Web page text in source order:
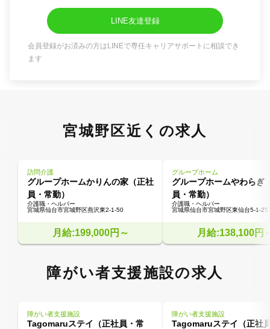
LINE友達登録
会員登録がお済みの方はLINEで専任キャリアサポートに相談でき
ます
宮城野区近くの求人
訪問介護
グループホームかりんの家（正社
員・常勤）
介護職・ヘルパー
宮城県仙台市宮城野区燕沢東2-1-50
月給:199,000円～
グループホーム
グループホームやわらぎ
員・常勤）
介護職・ヘルパー
宮城県仙台市宮城野区東仙台5-1-25
月給:138,100円
障がい者支援施設の求人
障がい者支援施設
Tagomaruステイ（正社員・常
障がい者支援施設
Tagomaruステイ（正社